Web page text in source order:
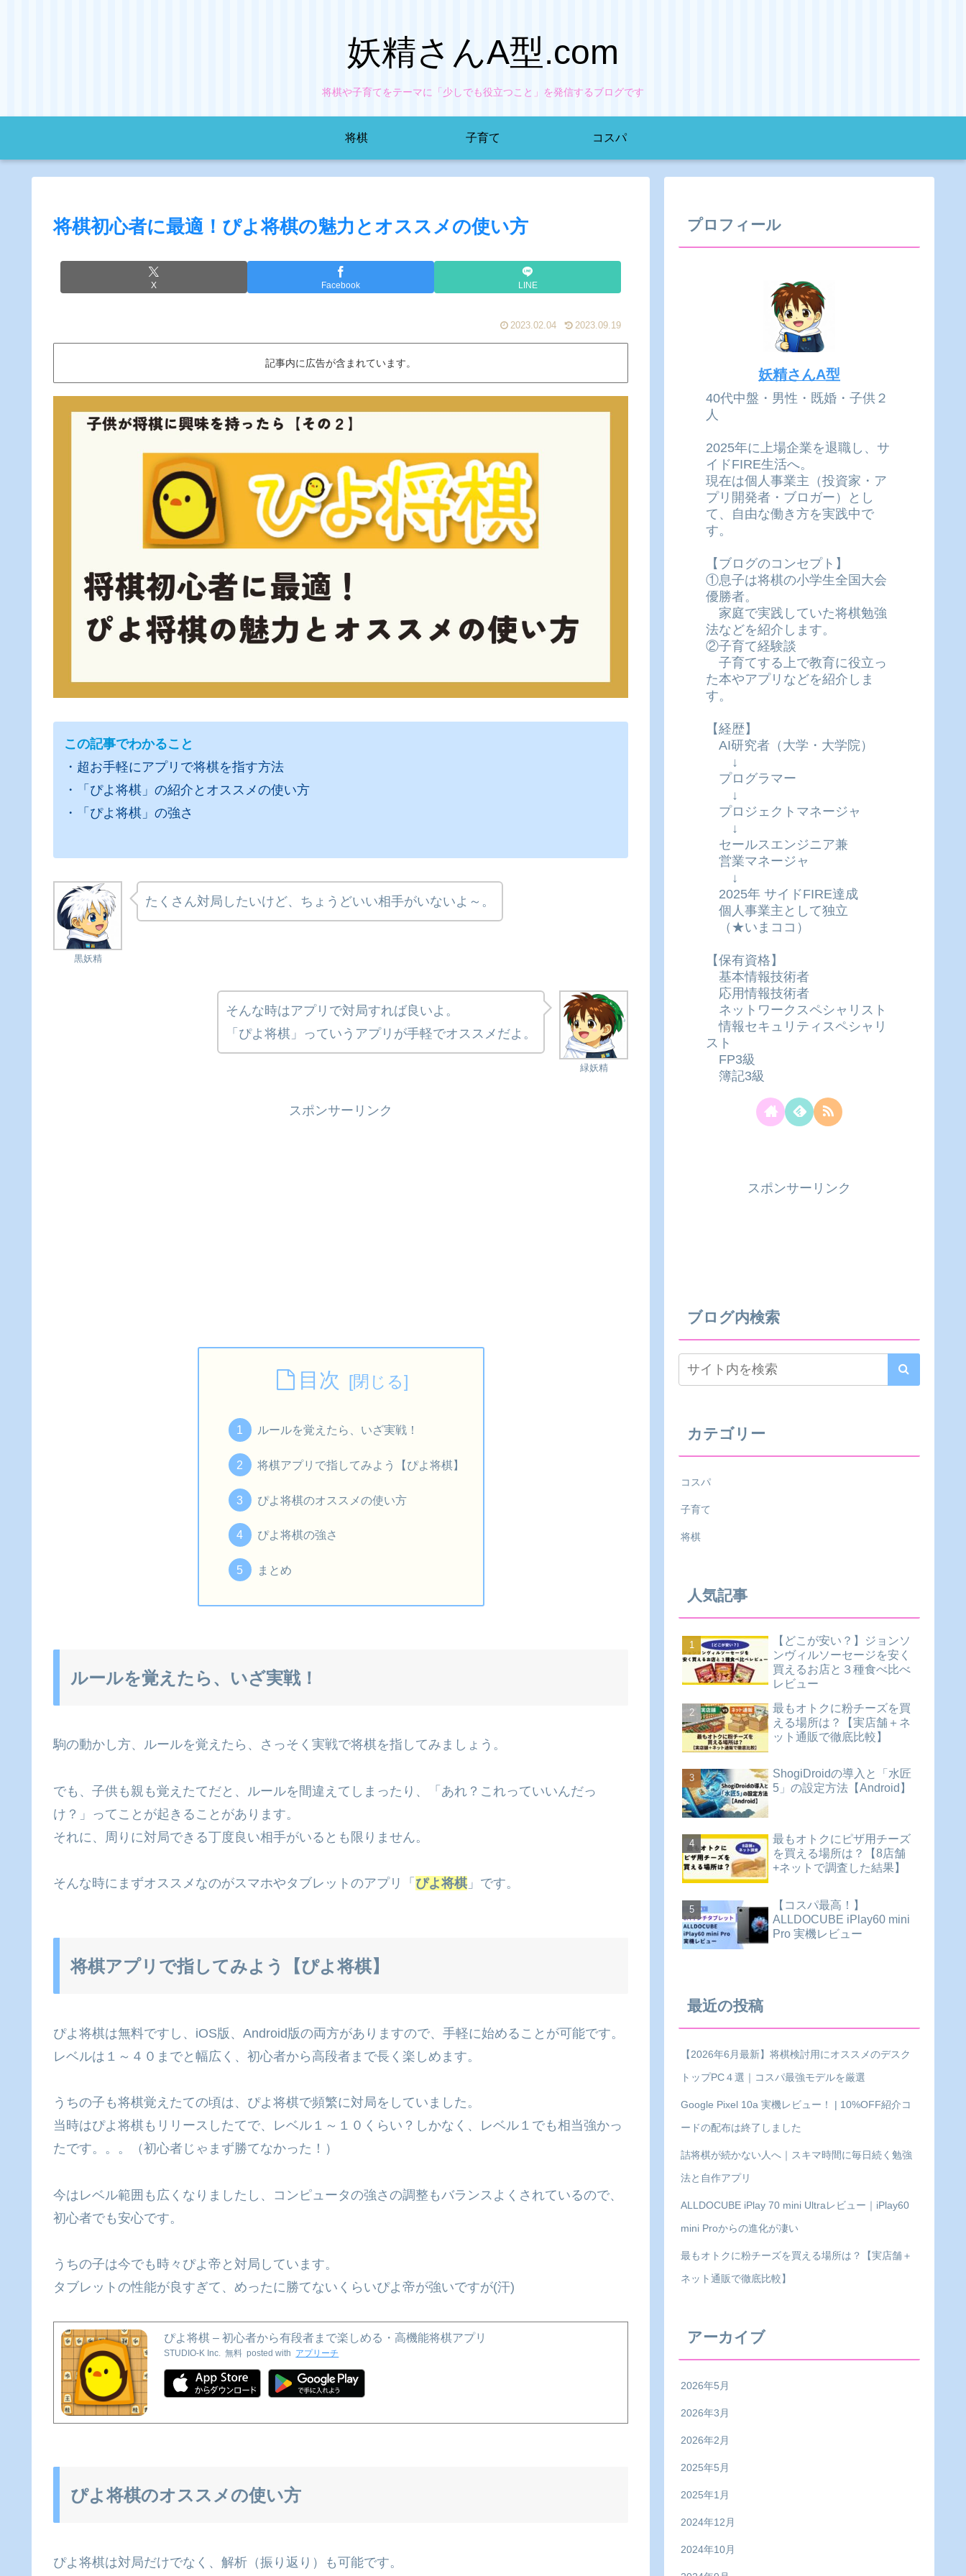
妖精さんA型.com
将棋や子育てをテーマに「少しでも役立つこと」を発信するブログです
将棋 子育て コスパ
将棋初心者に最適！ぴよ将棋の魅力とオススメの使い方
X Facebook LINE
2023.02.04 2023.09.19
記事内に広告が含まれています。
この記事でわかること
・超お手軽にアプリで将棋を指す方法
・「ぴよ将棋」の紹介とオススメの使い方
・「ぴよ将棋」の強さ
黒妖精
たくさん対局したいけど、ちょうどいい相手がいないよ～。
緑妖精
そんな時はアプリで対局すれば良いよ。
「ぴよ将棋」っていうアプリが手軽でオススメだよ。
スポンサーリンク
目次
ルールを覚えたら、いざ実戦！
将棋アプリで指してみよう【ぴよ将棋】
ぴよ将棋のオススメの使い方
ぴよ将棋の強さ
まとめ
ルールを覚えたら、いざ実戦！
駒の動かし方、ルールを覚えたら、さっそく実戦で将棋を指してみましょう。
でも、子供も親も覚えたてだと、ルールを間違えてしまったり、「あれ？これっていいんだっ
け？」ってことが起きることがあります。
それに、周りに対局できる丁度良い相手がいるとも限りません。
そんな時にまずオススメなのがスマホやタブレットのアプリ「 ぴよ将棋 」です。
将棋アプリで指してみよう【ぴよ将棋】
ぴよ将棋は無料ですし、iOS版、Android版の両方がありますので、手軽に始めることが可能です。
レベルは１～４０までと幅広く、初心者から高段者まで長く楽しめます。
うちの子も将棋覚えたての頃は、ぴよ将棋で頻繁に対局をしていました。
当時はぴよ将棋もリリースしたてで、レベル１～１０くらい？しかなく、レベル１でも相当強かっ
たです。。。（初心者じゃまず勝てなかった！）
今はレベル範囲も広くなりましたし、コンピュータの強さの調整もバランスよくされているので、
初心者でも安心です。
うちの子は今でも時々ぴよ帝と対局しています。
タブレットの性能が良すぎて、めったに勝てないくらいぴよ帝が強いですが(汗)
ぴよ将棋 – 初心者から有段者まで楽しめる・高機能将棋アプリ
STUDIO-K Inc. 無料 posted with アプリーチ
ぴよ将棋のオススメの使い方
ぴよ将棋は対局だけでなく、解析（振り返り）も可能です。
プロフィール
妖精さんA型
40代中盤・男性・既婚・子供２
人
2025年に上場企業を退職し、サ
イドFIRE生活へ。
現在は個人事業主（投資家・ア
プリ開発者・ブロガー）とし
て、自由な働き方を実践中で
す。
【ブログのコンセプト】
①息子は将棋の小学生全国大会
優勝者。
家庭で実践していた将棋勉強
法などを紹介します。
②子育て経験談
子育てする上で教育に役立っ
た本やアプリなどを紹介しま
す。
【経歴】
AI研究者（大学・大学院）
↓
プログラマー
↓
プロジェクトマネージャ
↓
セールスエンジニア兼
営業マネージャ
↓
2025年 サイドFIRE達成
個人事業主として独立
（★いまココ）
【保有資格】
基本情報技術者
応用情報技術者
ネットワークスペシャリスト
情報セキュリティスペシャリ
スト
FP3級
簿記3級
スポンサーリンク
ブログ内検索
カテゴリー
コスパ
子育て
将棋
人気記事
【どこが安い？】ジョンソ
ンヴィルソーセージを安く
買えるお店と３種食べ比べ
レビュー
最もオトクに粉チーズを買
える場所は？【実店舗＋ネ
ット通販で徹底比較】
ShogiDroidの導入と「水匠
5」の設定方法【Android】
最もオトクにピザ用チーズ
を買える場所は？【8店舗
+ネットで調査した結果】
【コスパ最高！】
ALLDOCUBE iPlay60 mini
Pro 実機レビュー
最近の投稿
【2026年6月最新】将棋検討用にオススメのデスク
トップPC４選｜コスパ最強モデルを厳選
Google Pixel 10a 実機レビュー！ | 10%OFF紹介コ
ードの配布は終了しました
詰将棋が続かない人へ｜スキマ時間に毎日続く勉強
法と自作アプリ
ALLDOCUBE iPlay 70 mini Ultraレビュー｜iPlay60
mini Proからの進化が凄い
最もオトクに粉チーズを買える場所は？【実店舗＋
ネット通販で徹底比較】
アーカイブ
2026年5月
2026年3月
2026年2月
2025年5月
2025年1月
2024年12月
2024年10月